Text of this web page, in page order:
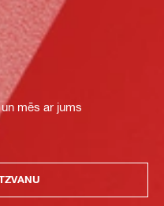
mēs ar jums